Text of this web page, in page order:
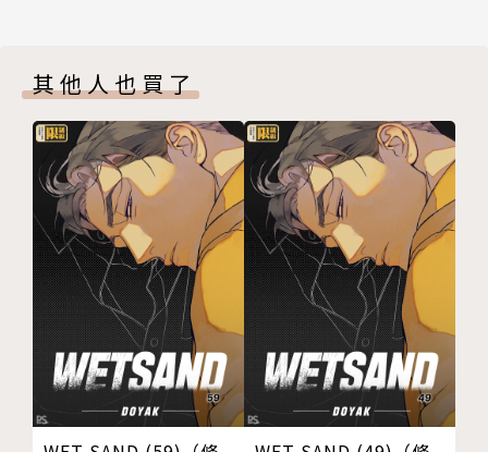
其他人也買了